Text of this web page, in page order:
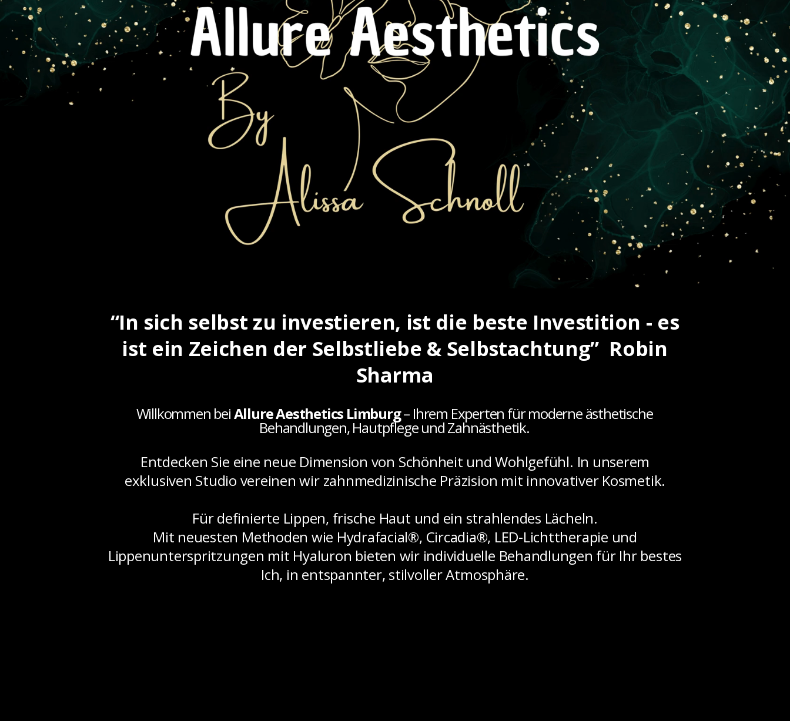
“In sich selbst zu investieren, ist die beste Investition - es
ist ein Zeichen der Selbstliebe & Selbstachtung” Robin
Sharma
Willkommen beiAllure Aesthetics Limburg– Ihrem Experten für moderne ästhetische
Behandlungen, Hautpflege und Zahnästhetik.
Entdecken Sie eine neue Dimension von Schönheit und Wohlgefühl. In unserem
exklusiven Studio vereinen wir zahnmedizinische Präzision mit innovativer Kosmetik.
Für definierte Lippen, frische Haut und ein strahlendes Lächeln.
Mit neuesten Methoden wie Hydrafacial®, Circadia®, LED-Lichttherapie und
Lippenunterspritzungen mit Hyaluron bieten wir individuelle Behandlungen für Ihr bestes
Ich, in entspannter, stilvoller Atmosphäre.